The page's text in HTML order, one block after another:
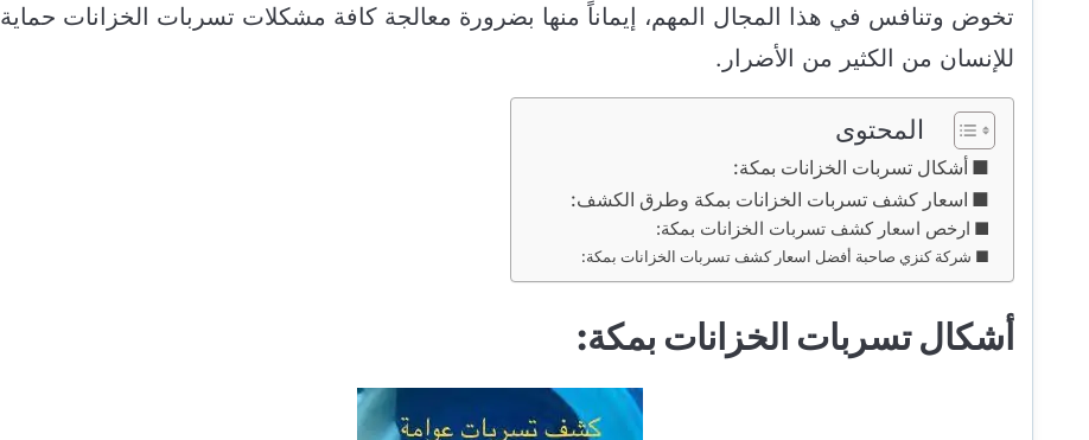
تخوض وتنافس في هذا المجال المهم، إيماناً منها بضرورة معالجة كافة مشكلات تسربات الخزانات حماية
للإنسان من الكثير من الأضرار.
المحتوى
أشكال تسربات الخزانات بمكة:
اسعار كشف تسربات الخزانات بمكة وطرق الكشف:
ارخص اسعار كشف تسربات الخزانات بمكة:
شركة كنزي صاحبة أفضل اسعار كشف تسربات الخزانات بمكة:
أشكال تسربات الخزانات بمكة: